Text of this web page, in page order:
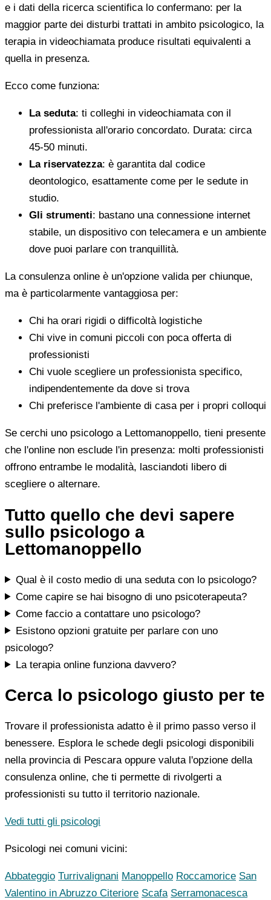
e i dati della ricerca scientifica lo confermano: per la
maggior parte dei disturbi trattati in ambito psicologico, la
terapia in videochiamata produce risultati equivalenti a
quella in presenza.
Ecco come funziona:
La seduta: ti colleghi in videochiamata con il
professionista all'orario concordato. Durata: circa
45-50 minuti.
La riservatezza: è garantita dal codice
deontologico, esattamente come per le sedute in
studio.
Gli strumenti: bastano una connessione internet
stabile, un dispositivo con telecamera e un ambiente
dove puoi parlare con tranquillità.
La consulenza online è un'opzione valida per chiunque,
ma è particolarmente vantaggiosa per:
Chi ha orari rigidi o difficoltà logistiche
Chi vive in comuni piccoli con poca offerta di
professionisti
Chi vuole scegliere un professionista specifico,
indipendentemente da dove si trova
Chi preferisce l'ambiente di casa per i propri colloqui
Se cerchi uno psicologo a Lettomanoppello, tieni presente
che l'online non esclude l'in presenza: molti professionisti
offrono entrambe le modalità, lasciandoti libero di
scegliere o alternare.
Tutto quello che devi sapere
sullo psicologo a
Lettomanoppello
Qual è il costo medio di una seduta con lo psicologo?
Come capire se hai bisogno di uno psicoterapeuta?
Come faccio a contattare uno psicologo?
Esistono opzioni gratuite per parlare con uno
psicologo?
La terapia online funziona davvero?
Cerca lo psicologo giusto per te
Trovare il professionista adatto è il primo passo verso il
benessere. Esplora le schede degli psicologi disponibili
nella provincia di Pescara oppure valuta l'opzione della
consulenza online, che ti permette di rivolgerti a
professionisti su tutto il territorio nazionale.
Vedi tutti gli psicologi
Psicologi nei comuni vicini:
Abbateggio Turrivalignani Manoppello Roccamorice San
Valentino in Abruzzo Citeriore Scafa Serramonacesca